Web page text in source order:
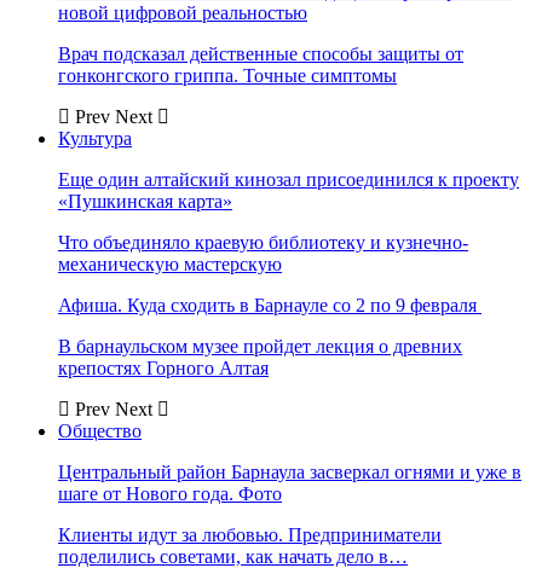
новой цифровой реальностью
Врач подсказал действенные способы защиты от
гонконгского гриппа. Точные симптомы
Prev Next
Культура
Еще один алтайский кинозал присоединился к проекту
«Пушкинская карта»
Что объединяло краевую библиотеку и кузнечно-
механическую мастерскую
Афиша. Куда сходить в Барнауле со 2 по 9 февраля
В барнаульском музее пройдет лекция о древних
крепостях Горного Алтая
Prev Next
Общество
Центральный район Барнаула засверкал огнями и уже в
шаге от Нового года. Фото
Клиенты идут за любовью. Предприниматели
поделились советами, как начать дело в…